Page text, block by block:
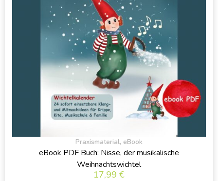
Praxismaterial, eBook
eBook PDF Buch: Nisse, der musikalische
Weihnachtswichtel
17,99 €